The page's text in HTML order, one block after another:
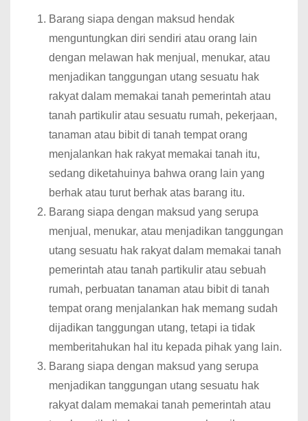
Barang siapa dengan maksud hendak
menguntungkan diri sendiri atau orang lain
dengan melawan hak menjual, menukar, atau
menjadikan tanggungan utang sesuatu hak
rakyat dalam memakai tanah pemerintah atau
tanah partikulir atau sesuatu rumah, pekerjaan,
tanaman atau bibit di tanah tempat orang
menjalankan hak rakyat memakai tanah itu,
sedang diketahuinya bahwa orang lain yang
berhak atau turut berhak atas barang itu.
Barang siapa dengan maksud yang serupa
menjual, menukar, atau menjadikan tanggungan
utang sesuatu hak rakyat dalam memakai tanah
pemerintah atau tanah partikulir atau sebuah
rumah, perbuatan tanaman atau bibit di tanah
tempat orang menjalankan hak memang sudah
dijadikan tanggungan utang, tetapi ia tidak
memberitahukan hal itu kepada pihak yang lain.
Barang siapa dengan maksud yang serupa
menjadikan tanggungan utang sesuatu hak
rakyat dalam memakai tanah pemerintah atau